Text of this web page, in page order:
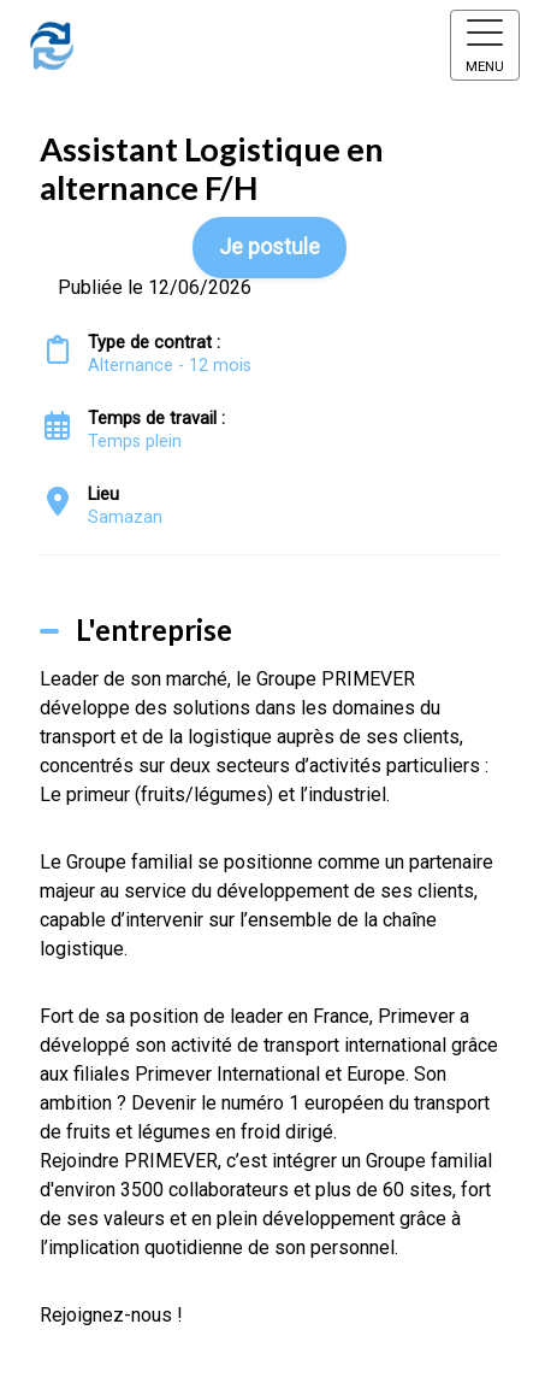
MENU
Assistant Logistique en
alternance F/H
Je postule
Publiée le 12/06/2026
Type de contrat :
Alternance - 12 mois
Temps de travail :
Temps plein
Lieu
Samazan
L'entreprise
Leader de son marché, le Groupe PRIMEVER
développe des solutions dans les domaines du
transport et de la logistique auprès de ses clients,
concentrés sur deux secteurs d’activités particuliers :
Le primeur (fruits/légumes) et l’industriel.
Le Groupe familial se positionne comme un partenaire
majeur au service du développement de ses clients,
capable d’intervenir sur l’ensemble de la chaîne
logistique.
Fort de sa position de leader en France, Primever a
développé son activité de transport international grâce
aux filiales Primever International et Europe. Son
ambition ? Devenir le numéro 1 européen du transport
de fruits et légumes en froid dirigé.
Rejoindre PRIMEVER, c’est intégrer un Groupe familial
d'environ 3500 collaborateurs et plus de 60 sites, fort
de ses valeurs et en plein développement grâce à
l’implication quotidienne de son personnel.
Rejoignez-nous !